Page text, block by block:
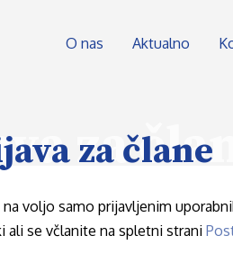
O nas Aktualno
za člane
za
voljo samo prijavljenim
ali se včlanite na spletni strani